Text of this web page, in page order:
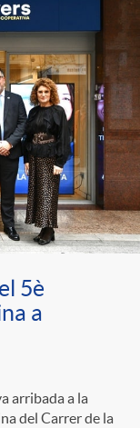
5è
a
arribada a la
del Carrer de la